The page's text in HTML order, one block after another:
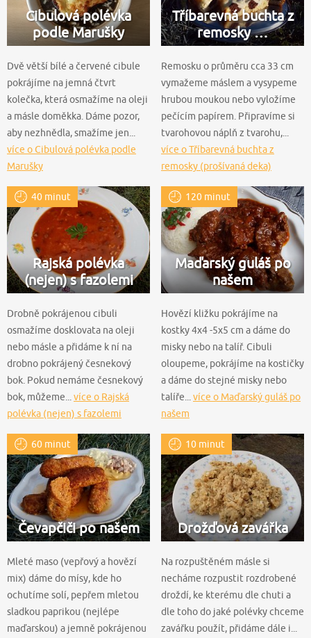
Cibulová polévka
podle Marušky
Dvě větší bílé a červené cibule
pokrájíme na jemná čtvrt
kolečka, která osmažíme na oleji
a másle doměkka. Dáme pozor,
aby nezhnědla, smažíme jen...
více o Cibulová polévka podle
Marušky
Tříbarevná buchta z
remosky …
Remosku o průměru cca 33 cm
vymažeme máslem a vysypeme
hrubou moukou nebo vyložíme
pečícím papírem. Připravíme si
tvarohovou náplň z tvarohu,...
více o Tříbarevná buchta z
remosky (prošívaná deka)
40 minut
Rajská polévka
(nejen) s fazolemi
Drobně pokrájenou cibuli
osmažíme dosklovata na oleji
nebo másle a přidáme k ní na
drobno pokrájený česnekový
bok. Pokud nemáme česnekový
bok, můžeme...více o Rajská
polévka (nejen) s fazolemi
120 minut
Maďarský guláš po
našem
Hovězí kližku pokrájíme na
kostky 4x4 -5x5 cm a dáme do
misky nebo na talíř. Cibuli
oloupeme, pokrájíme na kostičky
a dáme do stejné misky nebo
talíře...více o Maďarský guláš po
našem
60 minut
Čevapčiči po našem
Mleté maso (vepřový a hovězí
mix) dáme do mísy, kde ho
ochutíme solí, pepřem mletou
sladkou paprikou (nejlépe
maďarskou) a jemně pokrájenou
10 minut
Drožďová zavářka
Na rozpuštěném másle si
necháme rozpustit rozdrobené
droždí, ke kterému dle chuti a
dle toho do jaké polévky chceme
zavářku použít, přidáme dále i...